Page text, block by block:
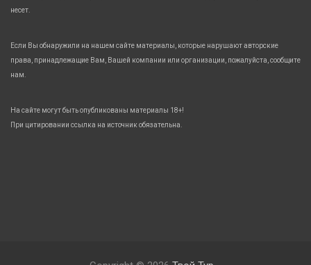
несет.
Если Вы обнаружили на нашем сайте материалы, которые нарушают авторские
права, принадлежащие Вам, Вашей компании или организации, пожалуйста, сообщите
нам.
На сайте могут быть опубликованы материалы 18+!
При цитировании ссылка на источник обязательна.